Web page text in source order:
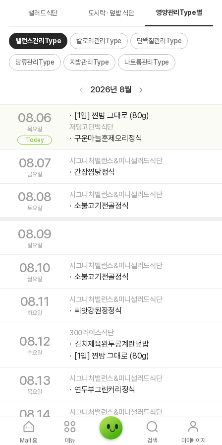
이달의 식단
샐러드식단 도시락 · 덮밥 식단 영양관리Type별
밸런스관리Type 칼로리관리Type 단백질관리Type
당류관리Type 지방관리Type 나트륨관리Type
2026년 8월
08.03 저당고단백식단
08.04
화요일
시그니처밸런스&미니샐러드식단
두툼떡갈비정식
촉촉돈불고기비빔밥
08.06
목요일
Today
[1입] 찐밤 그대로 (80g)
저당고단백식단
구운마늘훈제오리정식
08.07
금요일
시그니처밸런스&미니샐러드식단
간장찜닭정식
08.08
토요일
시그니처밸런스&미니샐러드식단
소불고기전골정식
08.09
일요일
08.10
월요일
시그니처밸런스&미니샐러드식단
소불고기전골정식
08.11
화요일
시그니처밸런스&미니샐러드식단
씨앗강된장정식
08.12
수요일
300라이스식단
김치제육완두콩계란덮밥
[1입] 찐밤 그대로 (80g)
08.13
목요일
시그니처밸런스&미니샐러드식단
연두부그린커리정식
08.14
금요일
시그니처밸런스&미니샐러드식단
숯불닭구이정식
Mall 홈 메뉴 검색 마이페이지